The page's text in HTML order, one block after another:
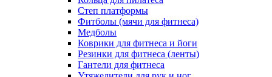
Степ платформы
Фитболы (мячи для фитнеса)
Медболы
Коврики для фитнеса и йоги
Резинки для фитнеса (ленты)
Гантели для фитнеса